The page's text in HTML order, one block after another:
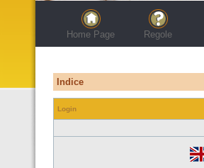
Home Page Regole
Indice
Login